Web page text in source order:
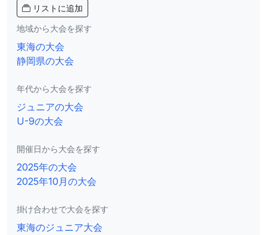
イレベル大会です。 本大会はサッカーアパレ
ルブランド DalPonte 協賛のもと運営。 U-
11・U-12それぞれ年1回開催し、これまでに累
計100チーム以上、2000名を超える選手たち
が参加。 関東からはトリアネーロ町田、関西
からは西宮SSなど、全国屈指の強豪チームが
試合環境を提供します。 「勝つ」だけでなく
✔ 判断力 ✔ 戦う姿勢 ✔ チームで闘う力 を育
むことを目的に、選手一人ひとりの成長にフ
会から未来のスターが生まれる！！ 📣大会情
報はInstagramで発信中！ フォロー＆大会参
加希望はDMからお気軽にご連絡ください。
リストに追加
地域から大会を探す
東海の大会
静岡県の大会
年代から大会を探す
ジュニアの大会
U-9の大会
開催日から大会を探す
2025年の大会
2025年10月の大会
掛け合わせで大会を探す
東海のジュニア大会